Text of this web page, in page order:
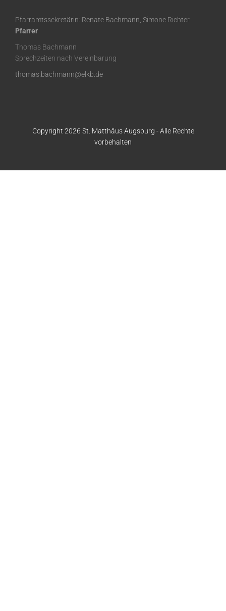
Pfarramtssekretärin: Renate Bachmann, Simone Richter
Pfarrer
Thomas Bachmann
Sprechzeiten nach Vereinbarung
thomas.bachmann@elkb.de
Copyright 2026 St. Matthäus Augsburg - Alle Rechte
vorbehalten